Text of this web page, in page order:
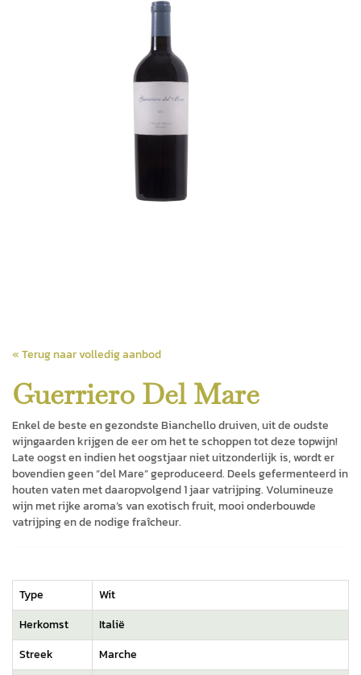
« Terug naar volledig aanbod
Guerriero Del Mare
Enkel de beste en gezondste Bianchello druiven, uit de oudste
wijngaarden krijgen de eer om het te schoppen tot deze topwijn!
Late oogst en indien het oogstjaar niet uitzonderlijk is, wordt er
bovendien geen “del Mare” geproduceerd. Deels gefermenteerd in
houten vaten met daaropvolgend 1 jaar vatrijping. Volumineuze
wijn met rijke aroma’s van exotisch fruit, mooi onderbouwde
vatrijping en de nodige fraîcheur.
Type
Wit
Herkomst
Italië
Streek
Marche